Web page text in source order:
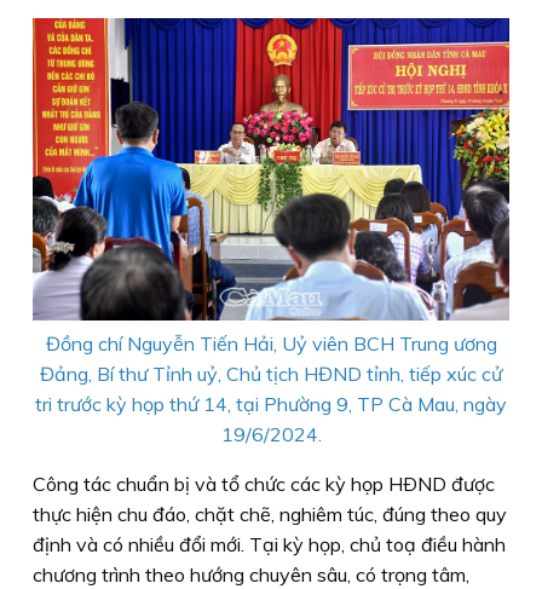
Đồng chí Nguyễn Tiến Hải, Uỷ viên BCH Trung ương
Đảng, Bí thư Tỉnh uỷ, Chủ tịch HĐND tỉnh, tiếp xúc cử
tri trước kỳ họp thứ 14, tại Phường 9, TP Cà Mau, ngày
19/6/2024.
Công tác chuẩn bị và tổ chức các kỳ họp HÐND được
thực hiện chu đáo, chặt chẽ, nghiêm túc, đúng theo quy
định và có nhiều đổi mới. Tại kỳ họp, chủ toạ điều hành
chương trình theo hướng chuyên sâu, có trọng tâm,